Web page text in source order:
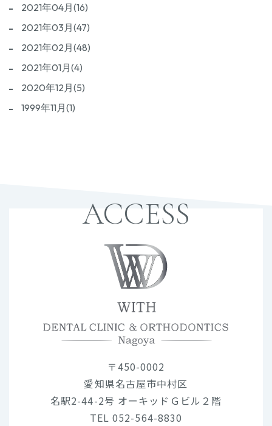
2021年04月(16)
2021年03月(47)
2021年02月(48)
2021年01月(4)
2020年12月(5)
1999年11月(1)
ACCESS
〒450-0002
愛知県名古屋市中村区
名駅2-44-2号 オーキッドＧビル２階
TEL 052-564-8830